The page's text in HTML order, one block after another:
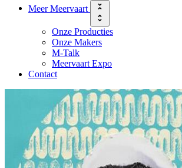
Meer Meervaart
Onze Producties
Onze Makers
M-Talk
Meervaart Expo
Contact